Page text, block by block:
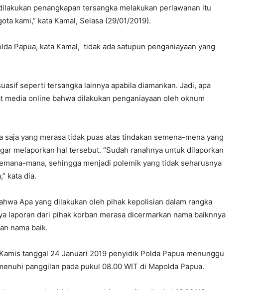
penangkapan tersangka melakukan perlawanan itu
kami,” kata Kamal, Selasa (29/01/2019).
Papua, kata Kamal, tidak ada satupun penganiayaan yang
seperti tersangka lainnya apabila diamankan. Jadi, apa
media online bahwa dilakukan penganiayaan oleh oknum
saja yang merasa tidak puas atas tindakan semena-mena yang
melaporkan hal tersebut. “Sudah ranahnya untuk dilaporkan
mana, sehingga menjadi polemik yang tidak seharusnya
kata dia.
Apa yang dilakukan oleh pihak kepolisian dalam rangka
laporan dari pihak korban merasa dicermarkan nama baiknnya
nama baik.
tanggal 24 Januari 2019 penyidik Polda Papua menunggu
panggilan pada pukul 08.00 WIT di Mapolda Papua.